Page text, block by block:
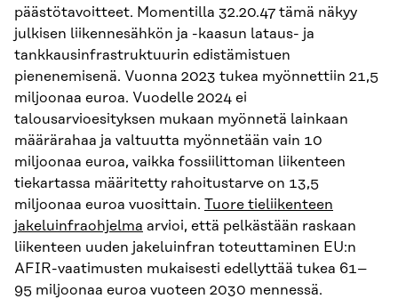
päästötavoitteet. Momentilla 32.20.47 tämä näkyy
julkisen liikennesähkön ja -kaasun lataus- ja
tankkausinfrastruktuurin edistämistuen
pienenemisenä. Vuonna 2023 tukea myönnettiin 21,5
miljoonaa euroa. Vuodelle 2024 ei
talousarvioesityksen mukaan myönnetä lainkaan
määrärahaa ja valtuutta myönnetään vain 10
miljoonaa euroa, vaikka fossiilittoman liikenteen
tiekartassa määritetty rahoitustarve on 13,5
miljoonaa euroa vuosittain. Tuore tieliikenteen
jakeluinfraohjelma arvioi, että pelkästään raskaan
liikenteen uuden jakeluinfran toteuttaminen EU:n
AFIR-vaatimusten mukaisesti edellyttää tukea 61–
95 miljoonaa euroa vuoteen 2030 mennessä.